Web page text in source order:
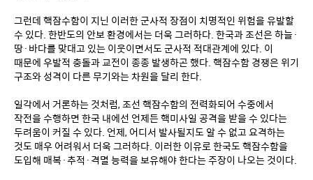
그런데 핵잠수함이 지닌 이러한 군사적 장점이 치명적인 위험을 유발할
수 있다. 한반도의 안보 환경에서는 더욱 그러하다. 한국과 조선은 하늘·
땅·바다를 맞대고 있는 이웃이면서도 군사적 적대관계에 있다. 이
때문에 우발적 충돌과 교전이 종종 발생하곤 했다. 핵잠수함 경쟁은 위기
구조와 성격이 다른 무기와는 차원을 달리 한다.
일각에서 거론하는 것처럼, 조선 핵잠수함의 전력화되어 수중에서
작전을 수행하면 한국 내에선 언제든 핵미사일 공격을 받을 수 있다는
두려움이 커질 수 있다. 언제, 어디서 발사될지도 알 수 없고 요격하는
것도 매우 어려워서 더욱 그러하다. 이러한 이유로 한국도 핵잠수함을
도입해 매복·추적·격멸 능력을 보유해야 한다는 주장이 나오는 것이다.